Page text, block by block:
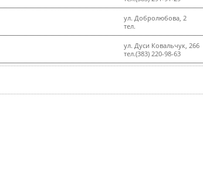
ул. Добролюбова, 2
тел.
ул. Дуси Ковальчук, 266
тел.(383) 220-98-63